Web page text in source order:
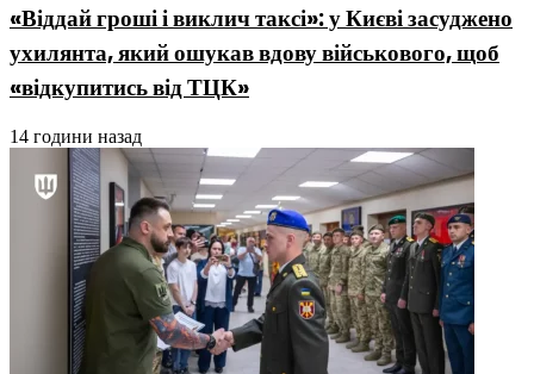
«Віддай гроші і виклич таксі»: у Києві засуджено
ухилянта, який ошукав вдову військового, щоб
«відкупитись від ТЦК»
14 години назад